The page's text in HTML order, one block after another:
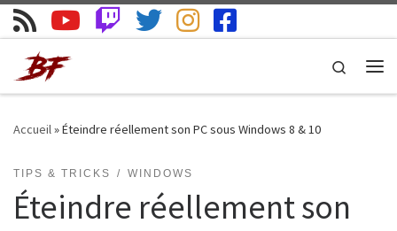
Skip to content
Search
Accueil»Éteindre réellement son PC sous Windows 8 & 10
TIPS & TRICKS WINDOWS
Éteindre réellement son